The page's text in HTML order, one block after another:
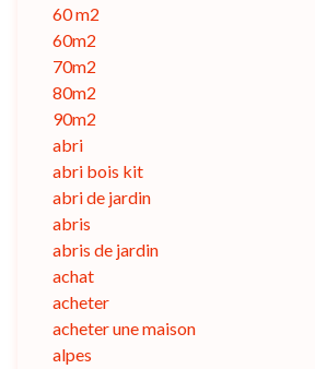
60 m2
60m2
70m2
80m2
90m2
abri
abri bois kit
abri de jardin
abris
abris de jardin
achat
acheter
acheter une maison
alpes